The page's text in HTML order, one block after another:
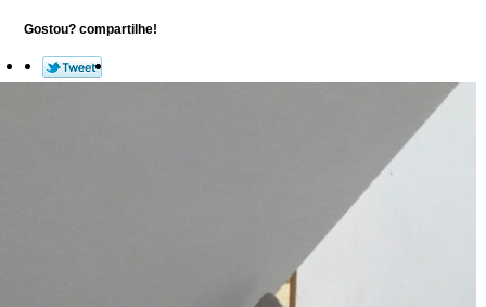
Gostou? compartilhe!